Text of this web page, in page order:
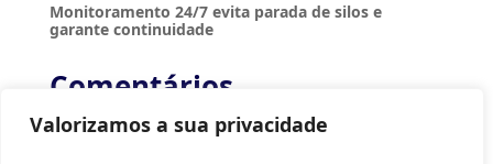
Valorizamos a sua privacidade
Monitoramento 24/7 evita parada de silos e
garante continuidade
Comentários
Nenhum comentário para mostrar.